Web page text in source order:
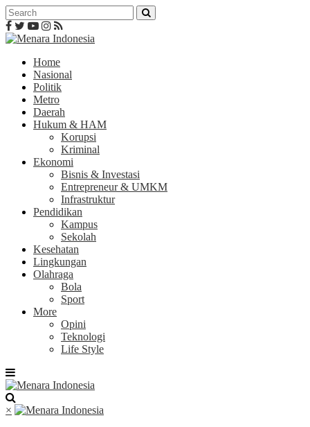
Home
Nasional
Politik
Metro
Daerah
Hukum & HAM
Korupsi
Kriminal
Ekonomi
Bisnis & Investasi
Entrepreneur & UMKM
Infrastruktur
Pendidikan
Kampus
Sekolah
Kesehatan
Lingkungan
Olahraga
Bola
Sport
More
Opini
Teknologi
Life Style
×